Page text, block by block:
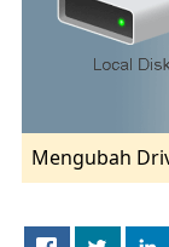
Mengubah